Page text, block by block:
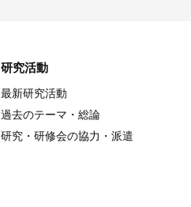
研究活動
最新研究活動
過去のテーマ・総論
研究・研修会の協力・派遣